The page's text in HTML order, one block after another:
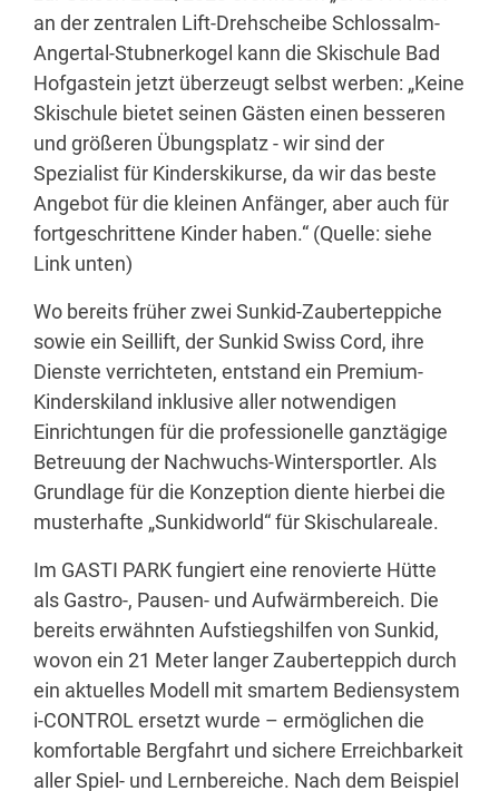
an der zentralen Lift-Drehscheibe Schlossalm-
Angertal-Stubnerkogel kann die Skischule Bad
Hofgastein jetzt überzeugt selbst werben: „Keine
Skischule bietet seinen Gästen einen besseren
und größeren Übungsplatz - wir sind der
Spezialist für Kinderskikurse, da wir das beste
Angebot für die kleinen Anfänger, aber auch für
fortgeschrittene Kinder haben.“ (Quelle: siehe
Link unten)
Wo bereits früher zwei Sunkid-Zauberteppiche
sowie ein Seillift, der Sunkid Swiss Cord, ihre
Dienste verrichteten, entstand ein Premium-
Kinderskiland inklusive aller notwendigen
Einrichtungen für die professionelle ganztägige
Betreuung der Nachwuchs-Wintersportler. Als
Grundlage für die Konzeption diente hierbei die
musterhafte „Sunkidworld“ für Skischulareale.
Im GASTI PARK fungiert eine renovierte Hütte
als Gastro-, Pausen- und Aufwärmbereich. Die
bereits erwähnten Aufstiegshilfen von Sunkid,
wovon ein 21 Meter langer Zauberteppich durch
ein aktuelles Modell mit smartem Bediensystem
i-CONTROL ersetzt wurde – ermöglichen die
komfortable Bergfahrt und sichere Erreichbarkeit
aller Spiel- und Lernbereiche. Nach dem Beispiel